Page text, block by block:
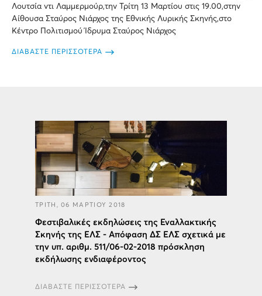
Λουτσία ντι Λαμμερμούρ,την Τρίτη 13 Μαρτίου στις 19.00,στην
Αίθουσα Σταύρος Νιάρχος της Εθνικής Λυρικής Σκηνής,στο
Κέντρο Πολιτισμού Ίδρυμα Σταύρος Νιάρχος
ΔΙΑΒΑΣΤΕ ΠΕΡΙΣΣΟΤΕΡΑ
ΤΡΙΤΗ, 06 ΜΑΡΤΙΟΥ 2018
Φεστιβαλικές εκδηλώσεις της Εναλλακτικής
Σκηνής της ΕΛΣ - Απόφαση ΔΣ ΕΛΣ σχετικά με
την υπ. αριθμ. 511/06-02-2018 πρόσκληση
εκδήλωσης ενδιαφέροντος
ΔΙΑΒΑΣΤΕ ΠΕΡΙΣΣΟΤΕΡΑ